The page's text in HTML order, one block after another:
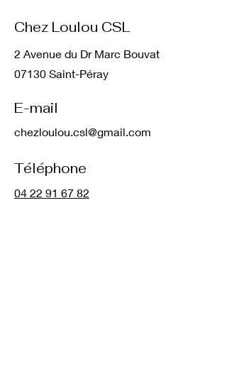
Chez Loulou CSL
2 Avenue du Dr Marc Bouvat
07130 Saint-Péray
E-mail
chezloulou.csl@gmail.com
​Téléphone
04 22 91 67 82